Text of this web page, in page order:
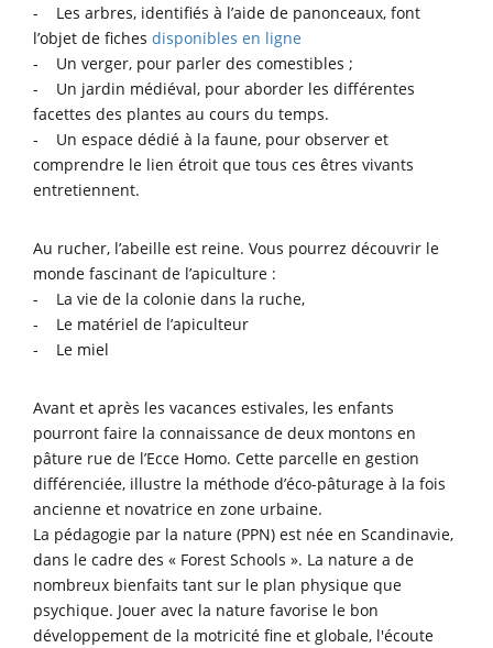
- Les arbres, identifiés à l’aide de panonceaux, font
l’objet de fiches disponibles en ligne
- Un verger, pour parler des comestibles ;
- Un jardin médiéval, pour aborder les différentes
facettes des plantes au cours du temps.
- Un espace dédié à la faune, pour observer et
comprendre le lien étroit que tous ces êtres vivants
entretiennent.
Au rucher, l’abeille est reine. Vous pourrez découvrir le
monde fascinant de l’apiculture :
- La vie de la colonie dans la ruche,
- Le matériel de l’apiculteur
- Le miel
Avant et après les vacances estivales, les enfants
pourront faire la connaissance de deux montons en
pâture rue de l’Ecce Homo. Cette parcelle en gestion
différenciée, illustre la méthode d’éco-pâturage à la fois
ancienne et novatrice en zone urbaine.
La pédagogie par la nature (PPN) est née en Scandinavie,
dans le cadre des « Forest Schools ». La nature a de
nombreux bienfaits tant sur le plan physique que
psychique. Jouer avec la nature favorise le bon
développement de la motricité fine et globale, l'écoute